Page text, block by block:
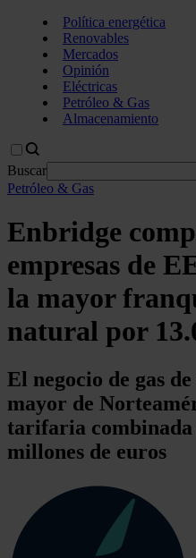
Política energética
Renovables
Mercados
Opinión
Eléctricas
Petróleo & Gas
Almacenamiento
Buscar
Petróleo & Gas
Enbridge
empresas de
la mayor
natural por
El negocio de gas
mayor de
tarifaria combinada
millones de euros